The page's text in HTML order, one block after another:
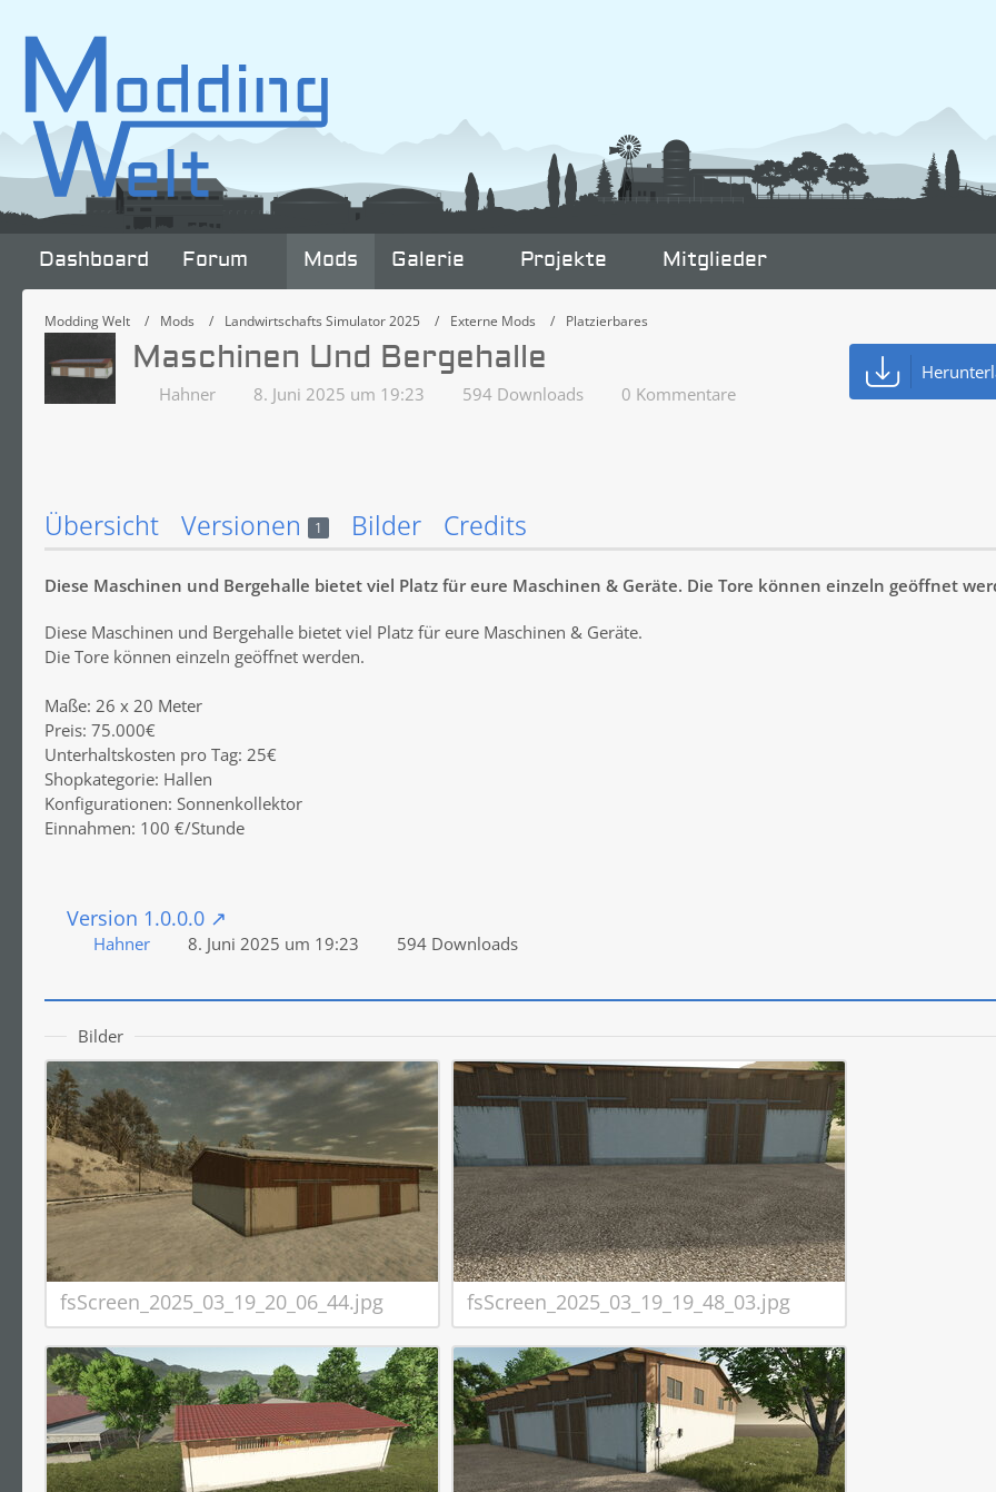
Dashboard Forum Mods Galerie Projekte Mitglieder
Modding Welt Mods Landwirtschafts Simulator 2025 Externe Mods Platzierbares
Maschinen Und Bergehalle
Hahner 8. Juni 2025 um 19:23 594 Downloads 0 Kommentare
Übersicht Versionen 1 Bilder Credits
Diese Maschinen und Bergehalle bietet viel Platz für eure Maschinen & Geräte. Die Tore können einzeln geöffnet
Diese Maschinen und Bergehalle bietet viel Platz für eure Maschinen & Geräte.
Die Tore können einzeln geöffnet werden.
Maße: 26 x 20 Meter
Preis: 75.000€
Unterhaltskosten pro Tag: 25€
Shopkategorie: Hallen
Konfigurationen: Sonnenkollektor
Einnahmen: 100 €/Stunde
Version 1.0.0.0
Hahner 8. Juni 2025 um 19:23 594 Downloads
Bilder
fsScreen_2025_03_19_20_06_44.jpg fsScreen_2025_03_19_19_48_03.jpg